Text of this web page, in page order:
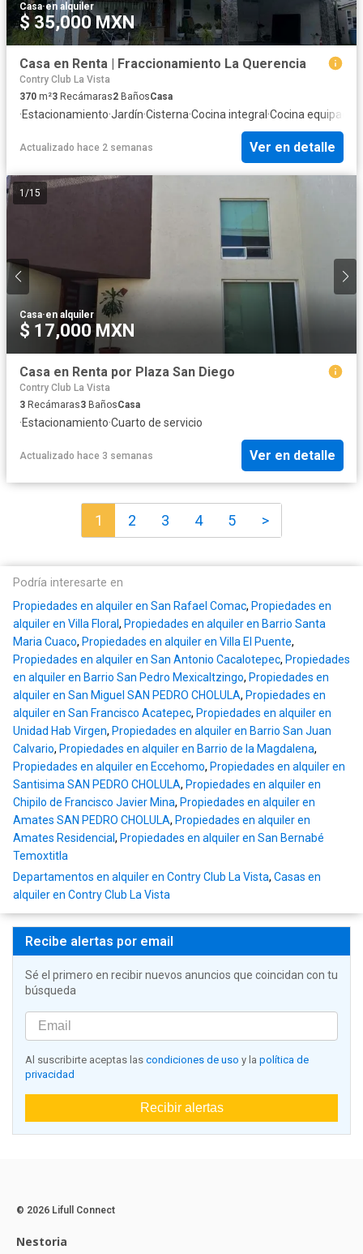
Casa·en alquiler
$ 35,000 MXN
Casa en Renta | Fraccionamiento La Querencia
Contry Club La Vista
370 m²3 Recámaras2 BañosCasa
·Estacionamiento·Jardín·Cisterna·Cocina integral ·Cocina equipada
Actualizado hace 2 semanas Ver en detalle
1 /15
Casa·en alquiler
$ 17,000 MXN
Casa en Renta por Plaza San Diego
Contry Club La Vista
3 Recámaras3 BañosCasa
·Estacionamiento·Cuarto de servicio
Actualizado hace 3 semanas Ver en detalle
1 2 3 4 5 >
Podría interesarte en
Propiedades en alquiler en San Rafael Comac, Propiedades en
alquiler en Villa Floral, Propiedades en alquiler en Barrio Santa
Maria Cuaco, Propiedades en alquiler en Villa El Puente,
Propiedades en alquiler en San Antonio Cacalotepec, Propiedades
en alquiler en Barrio San Pedro Mexicaltzingo, Propiedades en
alquiler en San Miguel SAN PEDRO CHOLULA, Propiedades en
alquiler en San Francisco Acatepec, Propiedades en alquiler en
Unidad Hab Virgen, Propiedades en alquiler en Barrio San Juan
Calvario, Propiedades en alquiler en Barrio de la Magdalena,
Propiedades en alquiler en Eccehomo, Propiedades en alquiler en
Santisima SAN PEDRO CHOLULA, Propiedades en alquiler en
Chipilo de Francisco Javier Mina, Propiedades en alquiler en
Amates SAN PEDRO CHOLULA, Propiedades en alquiler en
Amates Residencial, Propiedades en alquiler en San Bernabé
Temoxtitla
Departamentos en alquiler en Contry Club La Vista, Casas en
alquiler en Contry Club La Vista
Recibe alertas por email
Sé el primero en recibir nuevos anuncios que coincidan con tu
búsqueda
Al suscribirte aceptas las condiciones de uso y la política de
privacidad
Recibir alertas
© 2026 Lifull Connect
Nestoria